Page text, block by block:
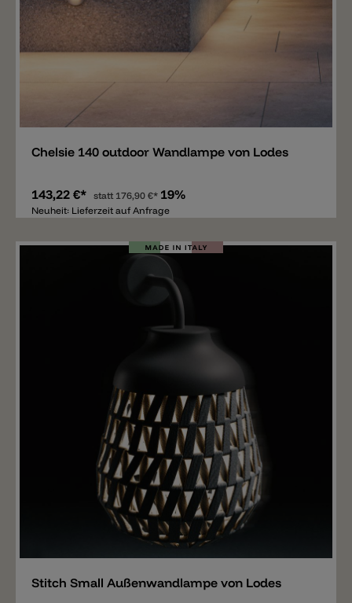
Chelsie 140 outdoor Wandlampe von Lodes
143,22 €* statt 176,90 €* 19%
Neuheit: Lieferzeit auf Anfrage
Stitch Small Außenwandlampe von Lodes